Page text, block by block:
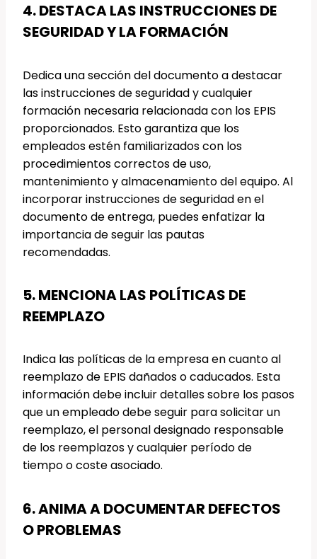
4. DESTACA LAS INSTRUCCIONES DE
SEGURIDAD Y LA FORMACIÓN
Dedica una sección del documento a destacar
las instrucciones de seguridad y cualquier
formación necesaria relacionada con los EPIS
proporcionados. Esto garantiza que los
empleados estén familiarizados con los
procedimientos correctos de uso,
mantenimiento y almacenamiento del equipo. Al
incorporar instrucciones de seguridad en el
documento de entrega, puedes enfatizar la
importancia de seguir las pautas
recomendadas.
5. MENCIONA LAS POLÍTICAS DE
REEMPLAZO
Indica las políticas de la empresa en cuanto al
reemplazo de EPIS dañados o caducados. Esta
información debe incluir detalles sobre los pasos
que un empleado debe seguir para solicitar un
reemplazo, el personal designado responsable
de los reemplazos y cualquier período de
tiempo o coste asociado.
6. ANIMA A DOCUMENTAR DEFECTOS
O PROBLEMAS